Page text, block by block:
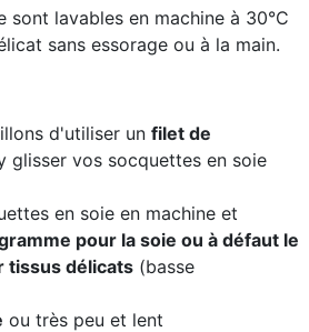
sont lavables en machine à 30°C
sans essorage ou à la main.
d'utiliser un filet de
glisser vos socquettes en soie
en soie en machine et
pour la soie ou à défaut le
tissus délicats (basse
ou très peu et lent